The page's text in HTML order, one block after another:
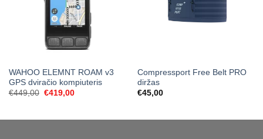
WAHOO ELEMNT ROAM v3
GPS dviračio kompiuteris
€449,00 Original
€419,00Current
Compressport Free Belt PRO
diržas
€45,00